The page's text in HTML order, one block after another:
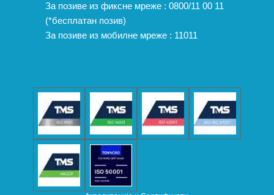
За позиве из фиксне мреже : 0800/11 00 11
(*бесплатан позив)
За позиве из мобилне мреже : 11011